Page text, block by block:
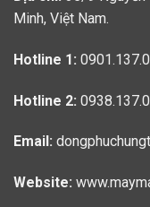
Minh, Việt Nam.
Hotline 1:
Hotline 2:
Email:
Website: